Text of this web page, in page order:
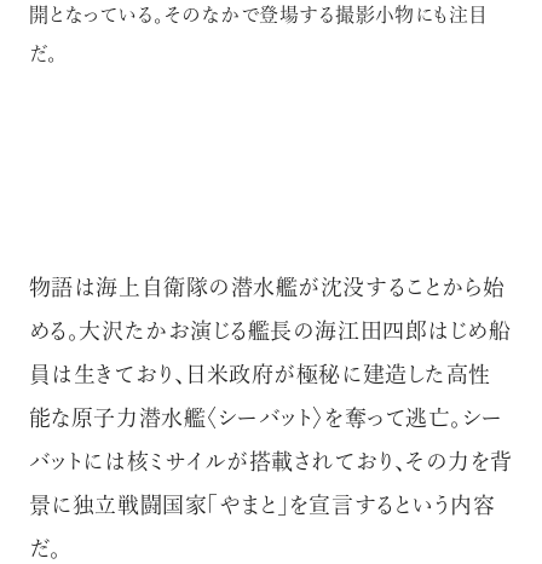
開となっている。そのなかで登場する撮影小物にも注目
だ。
物語は海上自衛隊の潜水艦が沈没することから始
める。大沢たかお演じる艦長の海江田四郎はじめ船
員は生きており、日米政府が極秘に建造した高性
能な原子力潜水艦〈シーバット〉を奪って逃亡。シー
バットには核ミサイルが搭載されており、その力を背
景に独立戦闘国家「やまと」を宣言するという内容
だ。